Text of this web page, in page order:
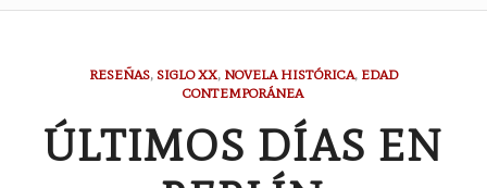
RESEÑAS, SIGLO XX, NOVELA HISTÓRICA, EDAD
CONTEMPORÁNEA
ÚLTIMOS DÍAS EN